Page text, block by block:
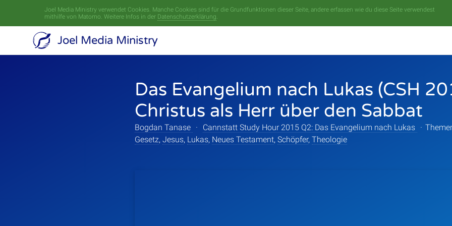
Joel Media Ministry verwendet Cookies. Manche Cookies sind für die Grundfunktionen dieser Seite, andere erfassen wie du diese Seite verwendest
mithilfe von Matomo. Weitere Infos in der Datenschutzerklärung.
Joel Media Ministry
Das Evangelium nach Lukas (CSH
Christus als Herr über den Sabbat
Bogdan Tanase · Cannstatt Study Hour 2015 Q2: Das Evangelium nach Lukas ·
Gesetz, Jesus, Lukas, Neues Testament, Schöpfer, Theologie